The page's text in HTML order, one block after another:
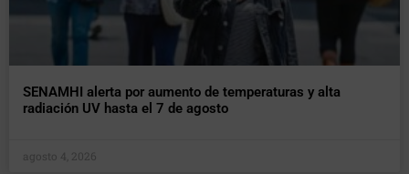
SENAMHI alerta por aumento de temperaturas y alta
radiación UV hasta el 7 de agosto
agosto 4, 2026